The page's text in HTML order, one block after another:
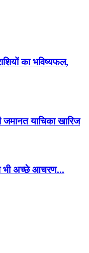
का भविष्यफल,
जमानत याचिका खारिज
भी अच्छे आचरण...